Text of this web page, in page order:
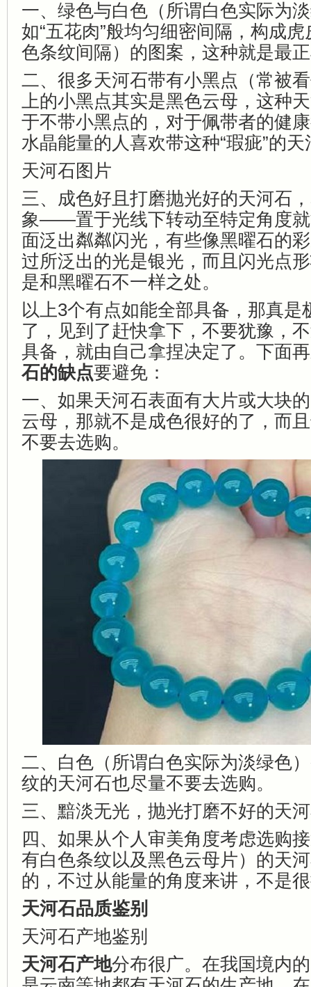
一、绿色与白色（所谓白色实际为
如“五花肉”般均匀细密间隔，构成
色条纹间隔）的图案，这种就是最
二、很多天河石带有小黑点（常被
上的小黑点其实是黑色云母，这种
于不带小黑点的，对于佩带者的健
水晶能量的人喜欢带这种“瑕疵”的天
天河石图片
三、成色好且打磨抛光好的天河石
象——置于光线下转动至特定角度
面泛出粼粼闪光，有些像黑曜石的
过所泛出的光是银光，而且闪光点
是和黑曜石不一样之处。
以上3个有点如能全部具备，那真是
了，见到了赶快拿下，不要犹豫，
具备，就由自己拿捏决定了。下面
石的缺点要避免：
一、如果天河石表面有大片或大块
云母，那就不是成色很好的了，而
不要去选购。
二、白色（所谓白色实际为淡绿色
纹的天河石也尽量不要去选购。
三、黯淡无光，抛光打磨不好的天
四、如果从个人审美角度考虑选购
有白色条纹以及黑色云母片）的天
的，不过从能量的角度来讲，不是
天河石品质鉴别
天河石产地鉴别
天河石产地分布很广。在我国境内